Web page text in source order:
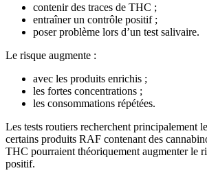
contenir des traces de THC ;
entraîner un contrôle positif ;
poser problème lors d’un test salivaire.
Le risque augmente :
avec les produits enrichis ;
les fortes concentrations ;
les consommations répétées.
Les tests routiers recherchent principalement
certains produits RAF contenant des
THC pourraient théoriquement augmenter le
positif.